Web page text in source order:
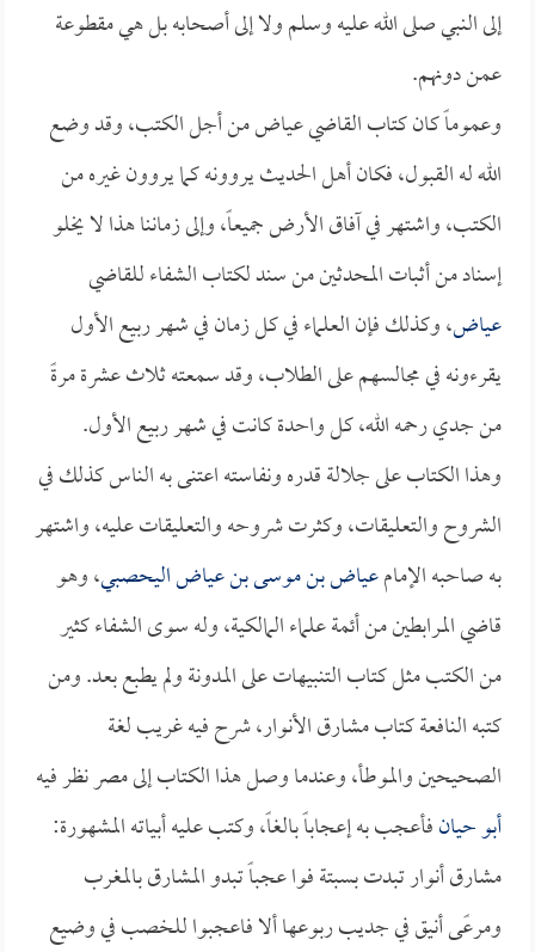
إلى النبي صلى الله عليه وسلم ولا إلى أصحابه بل هي مقطوعة
عمن دونهم.
وعموماً كان كتاب القاضي عياض من أجل الكتب، وقد وضع
الله له القبول، فكان أهل الحديث يروونه كما يروون غيره من
الكتب، واشتهر في آفاق الأرض جميعاً، وإلى زماننا هذا لا يخلو
إسناد من أثبات المحدثين من سند لكتاب الشفاء للقاضي
عياض، وكذلك فإن العلماء في كل زمان في شهر ربيع الأول
يقرءونه في مجالسهم على الطلاب، وقد سمعته ثلاث عشرة مرةً
من جدي رحمه الله، كل واحدة كانت في شهر ربيع الأول.
وهذا الكتاب على جلالة قدره ونفاسته اعتنى به الناس كذلك في
الشروح والتعليقات، وكثرت شروحه والتعليقات عليه، واشتهر
به صاحبه الإمامعياض بن موسى بن عياض اليحصبي، وهو
قاضي المرابطين من أئمة علماء المالكية، وله سوى الشفاء كثير
من الكتب مثل كتاب التنبيهات على المدونة ولم يطبع بعد. ومن
كتبه النافعة كتاب مشارق الأنوار، شرح فيه غريب لغة
الصحيحين والموطأ، وعندما وصل هذا الكتاب إلى مصر نظر فيه
أبو حيانفأعجب به إعجاباً بالغاً، وكتب عليه أبياته المشهورة:
مشارق أنوار تبدت بسبتة فوا عجباً تبدو المشارق بالمغرب
ومرعًى أنيق في جديب ربوعها ألا فاعجبوا للخصب في وضيع